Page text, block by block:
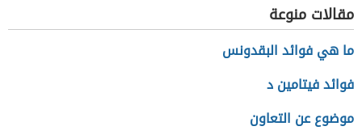
مقالات منوعة
ما هي فوائد البقدونس
فوائد فيتامين د
موضوع عن التعاون